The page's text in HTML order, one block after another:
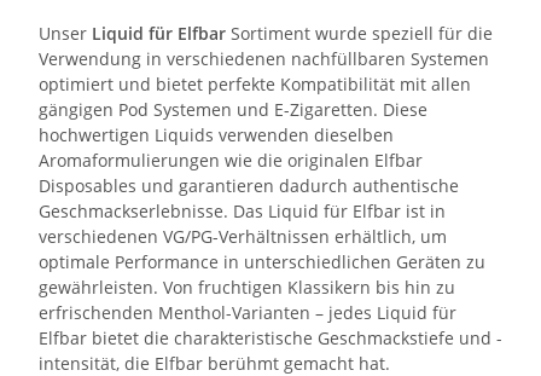
Unser Liquid für Elfbar Sortiment wurde speziell für die
Verwendung in verschiedenen nachfüllbaren Systemen
optimiert und bietet perfekte Kompatibilität mit allen
gängigen Pod Systemen und E-Zigaretten. Diese
hochwertigen Liquids verwenden dieselben
Aromaformulierungen wie die originalen Elfbar
Disposables und garantieren dadurch authentische
Geschmackserlebnisse. Das Liquid für Elfbar ist in
verschiedenen VG/PG-Verhältnissen erhältlich, um
optimale Performance in unterschiedlichen Geräten zu
gewährleisten. Von fruchtigen Klassikern bis hin zu
erfrischenden Menthol-Varianten – jedes Liquid für
Elfbar bietet die charakteristische Geschmackstiefe und -
intensität, die Elfbar berühmt gemacht hat.